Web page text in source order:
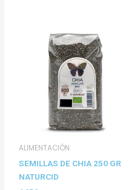
ALIMENTACIÓN
SEMILLAS DE CHIA 250 GR
NATURCID